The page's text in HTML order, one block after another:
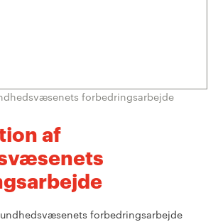
forbedringsarbejde
af
forbedringsarbejde